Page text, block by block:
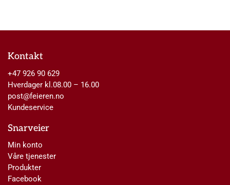
Kontakt
+47 926 90 629
Hverdager kl.08.00 – 16.00
post@feieren.no
Kundeservice
Snarveier
Min konto
Våre tjenester
Produkter
Facebook